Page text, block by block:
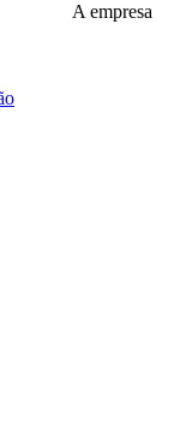
A empresa